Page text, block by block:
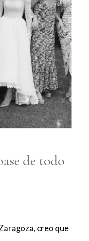
de todo
creo que